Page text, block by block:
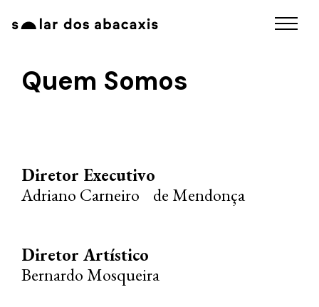
Quem Somos
Diretor Executivo
Adriano Carneiro de Mendonça
Diretor Artístico
Bernardo Mosqueira